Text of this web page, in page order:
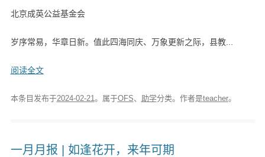
北京成英公益基金会
岁序常易，华章日新。值此四海同庆、万象更新之际，县教...
阅读全文
本条目发布于2024-02-21。属于OFS、 助学分类。 作者是teacher。
一月月报 | 如逢花开，来年可期